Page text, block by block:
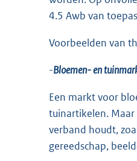
4.5 Awb van
Voorbeelden van
-Bloemen- en
Een markt voor
tuinartikelen.
verband houdt,
gereedschap,